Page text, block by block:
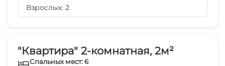
"Квартира" 2-комнатная, 2м²
Спальных мест: 6
Взрослых: 2